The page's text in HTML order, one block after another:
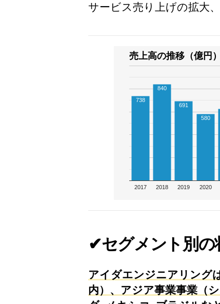
サービス売り上げの拡大
売上高の推移（億円）
2017 2018 2019 2020
738
840
691
580
✔セグメント別の
アイダエンジニアリング
内）、アジア事業事業（